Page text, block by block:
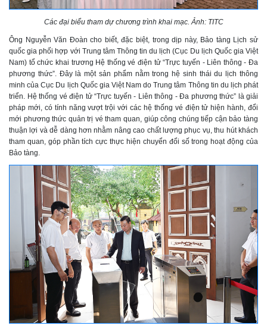
Các đại biểu tham dự chương trình khai mạc. Ảnh: TITC
Ông Nguyễn Văn Đoàn cho biết, đặc biệt, trong dịp này, Bảo tàng Lịch sử
quốc gia phối hợp với Trung tâm Thông tin du lịch (Cục Du lịch Quốc gia Việt
Nam) tổ chức khai trương Hệ thống vé điện tử “Trực tuyến - Liên thông - Đa
phương thức”. Đây là một sản phẩm nằm trong hệ sinh thái du lịch thông
minh của Cục Du lịch Quốc gia Việt Nam do Trung tâm Thông tin du lịch phát
triển. Hệ thống vé điện tử “Trực tuyến - Liên thông - Đa phương thức” là giải
pháp mới, có tính năng vượt trội với các hệ thống vé điện tử hiện hành, đổi
mới phương thức quản trị vé tham quan, giúp công chúng tiếp cận bảo tàng
thuận lợi và dễ dàng hơn nhằm nâng cao chất lượng phục vụ, thu hút khách
tham quan, góp phần tích cực thực hiện chuyển đổi số trong hoạt động của
Bảo tàng.